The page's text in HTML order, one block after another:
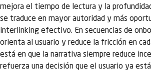
mejora el tiempo de lectura y la
se traduce en mayor autoridad y más
interlinking efectivo. En secuencias de
orienta al usuario y reduce la fricción en
está en que la narrativa siempre reduce
refuerza una decisión que el usuario ya